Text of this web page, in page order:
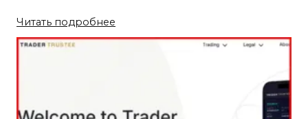
Читать подробнее